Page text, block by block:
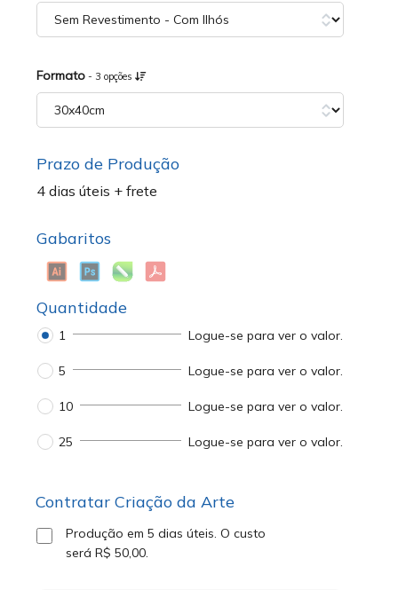
Formato - 3 opções
Prazo de Produção
4 dias úteis + frete
Gabaritos
Quantidade
1 Logue-se para ver o valor.
10 Logue-se para ver o valor.
5 Logue-se para ver o valor.
25 Logue-se para ver o valor.
Contratar Criação da Arte
Produção em 5 dias úteis.O custo
seráR$ 50,00.